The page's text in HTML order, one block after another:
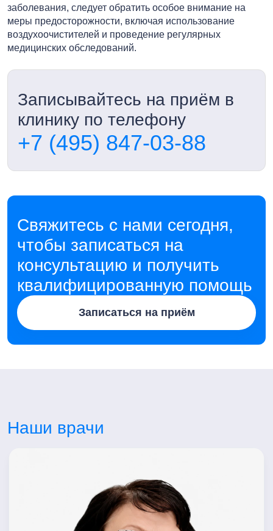
заболевания, следует обратить особое внимание на
меры предосторожности, включая использование
воздухоочистителей и проведение регулярных
медицинских обследований.
Записывайтесь на приём в
клинику по телефону
+7 (495) 847-03-88
Свяжитесь с нами сегодня,
чтобы записаться на
консультацию и получить
квалифицированную помощь
Записаться на приём
Наши врачи